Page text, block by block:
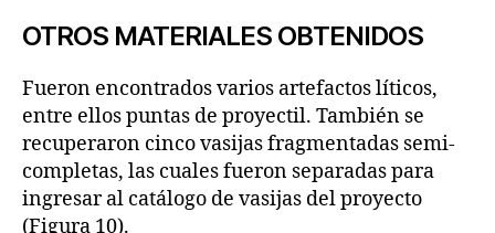
OTROS MATERIALES OBTENIDOS
Fueron encontrados varios artefactos líticos,
entre ellos puntas de proyectil. También se
recuperaron cinco vasijas fragmentadas semi-
completas, las cuales fueron separadas para
ingresar al catálogo de vasijas del proyecto
(Figura 10).